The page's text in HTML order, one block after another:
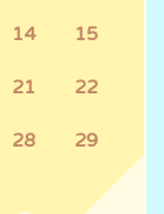
14 15
21 22
28 29